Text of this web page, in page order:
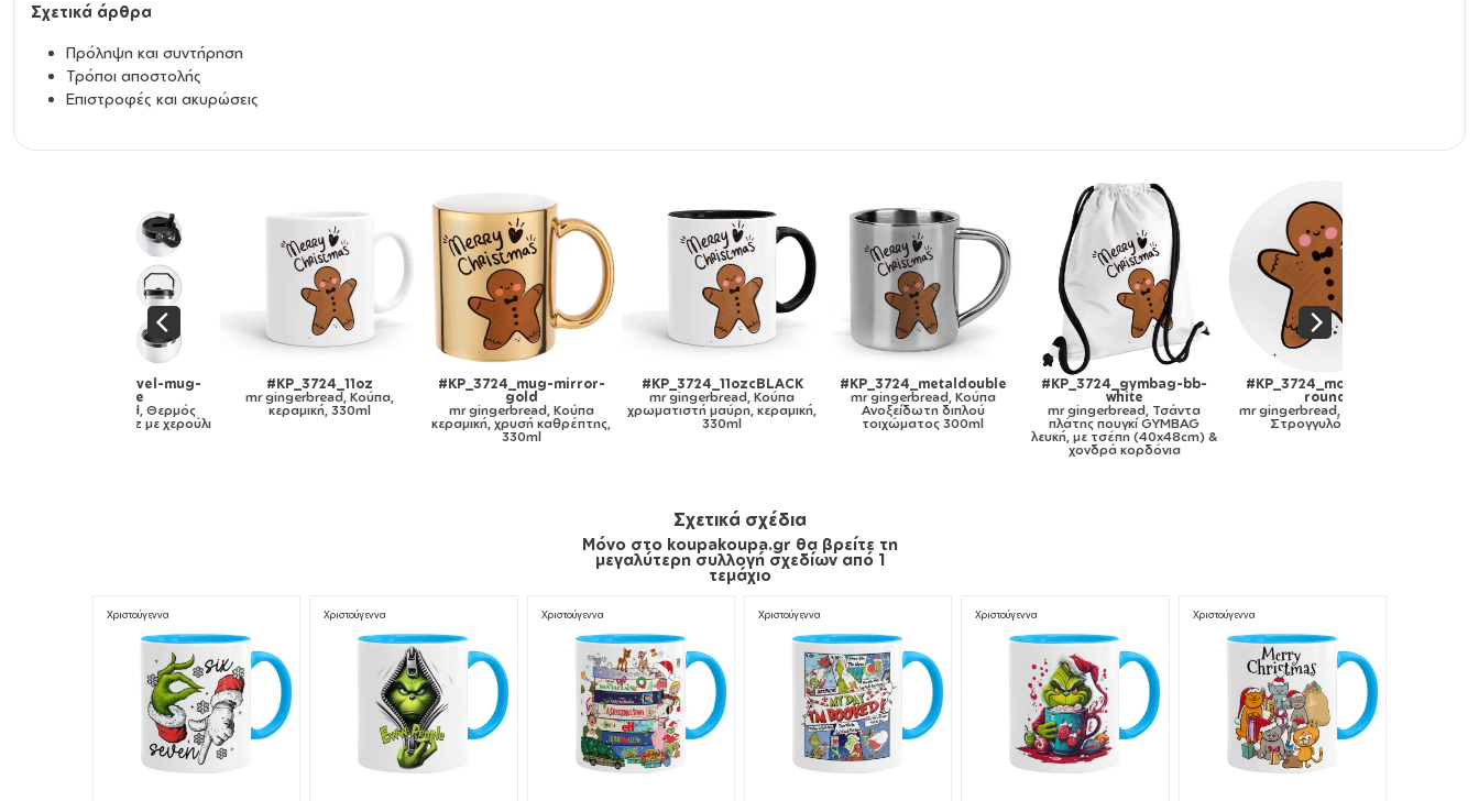
Σχετικά άρθρα
Πρόληψη και συντήρηση
Τρόποι αποστολής
Επιστροφές και ακυρώσεις
#KP_3724_11oz
mr gingerbread, Κούπα,
κεραμική, 330ml
#KP_3724_mug-mirror-
mr gingerbread, Κούπα
κεραμική, χρυσή καθρέπτης,
330ml
#KP_3724_11ozcBLACK
mr gingerbread, Κούπα
χρωματιστή μαύρη, κεραμική,
330ml
#KP_3724_metaldouble
mr gingerbread, Κούπα
Ανοξείδωτη διπλού
τοιχώματος 300ml
#KP_3724_gymbag-bb-
mr gingerbread, Τσάντα
πλάτης πουγκί GYMBAG
λευκή, με τσέπη (40x48cm) &
χονδρά κορδόνια
#KP_3724_mousepad-
mr gingerbread, Mousepad
Στρογγυλό 20cm
Σχετικά σχέδια
Μόνο στο koupakoupa.gr θα βρείτε τη
μεγαλύτερη συλλογή σχεδίων από 1
τεμάχιο
Χριστούγεννα Χριστούγεννα Χριστούγεννα Χριστούγεννα Χριστούγεννα Χριστούγεννα